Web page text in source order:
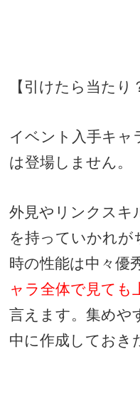
【引けたら当たり
イベント入手キャ
は登場しません。
外見やリンクスキ
を持っていかれが
時の性能は中々優
ャラ全体で見ても
言えます。集めや
中に作成しておき